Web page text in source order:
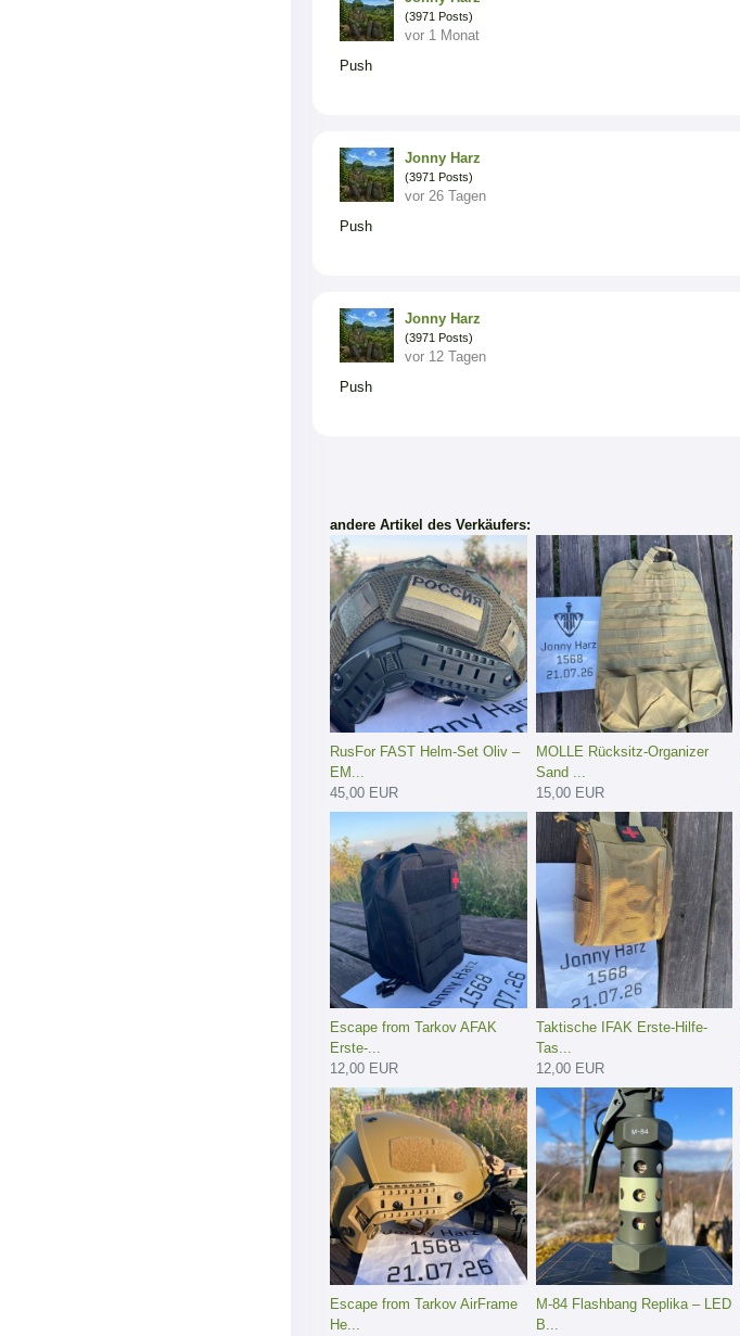
(3971 Posts)
vor 1 Monat
Push
Jonny Harz
(3971 Posts)
vor 26 Tagen
Push
Jonny Harz
(3971 Posts)
vor 12 Tagen
Push
andere Artikel des Verkäufers:
RusFor FAST Helm-Set Oliv –
EM...
45,00 EUR
MOLLE Rücksitz-Organizer
Sand ...
15,00 EUR
Escape from Tarkov AFAK
Erste-...
12,00 EUR
Taktische IFAK Erste-Hilfe-
Tas...
12,00 EUR
Escape from Tarkov AirFrame
He...
M-84 Flashbang Replika – LED
B...